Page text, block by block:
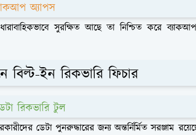
অ্যাপস
সুরক্ষিত আছে তা নিশ্চিত করে
বিল্ট-ইন রিকভারি ফিচার
রিকভারি টুল
ডেটা পুনরুদ্ধারের জন্য অন্তর্নির্মিত সরঞ্জাম